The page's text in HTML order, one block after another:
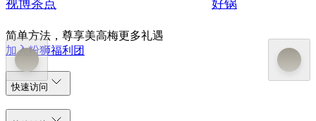
视博茶点 好锅
简单方法，尊享美高梅更多礼遇
加入粉狮福利团
快速访问